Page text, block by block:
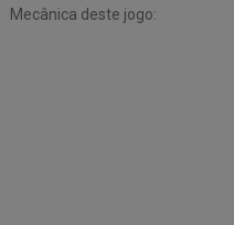
Mecânica deste jogo: